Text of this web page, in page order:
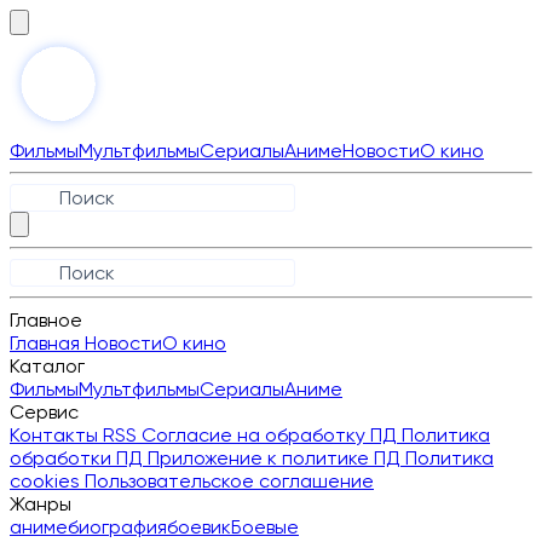
ФильмыМультфильмыСериалыАнимеНовостиО кино
Главное
Главная НовостиО кино
Каталог
ФильмыМультфильмыСериалыАниме
Сервис
Контакты RSS Согласие на обработку ПД Политика
обработки ПД Приложение к политике ПД Политика
cookies Пользовательское соглашение
Жанры
анимебиографиябоевикБоевые